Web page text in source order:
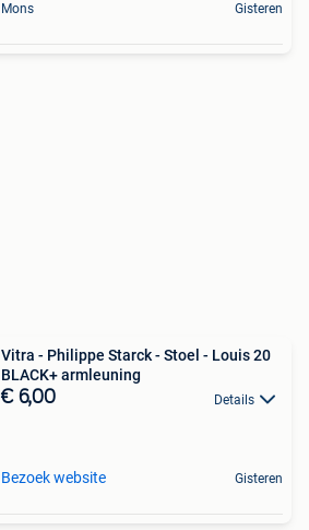
Mons Gisteren
Vitra - Philippe Starck - Stoel - Louis 20
BLACK+ armleuning
€ 6,00 Details
Bezoek website Gisteren